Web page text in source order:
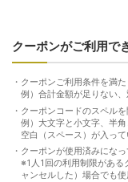
クーポンがご利用で
クーポンご利用条件を満
例）合計金額が足りない
クーポンコードのスペル
例）大文字と小文字、半
空白（スペース）が入って
クーポンが使用済みにな
※1人1回の利用制限がある
ャンセルした）場合でも